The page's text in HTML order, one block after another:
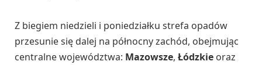
Z biegiem niedzieli i poniedziałku strefa opadów
przesunie się dalej na północny zachód, obejmując
centralne województwa: Mazowsze, Łódzkie oraz